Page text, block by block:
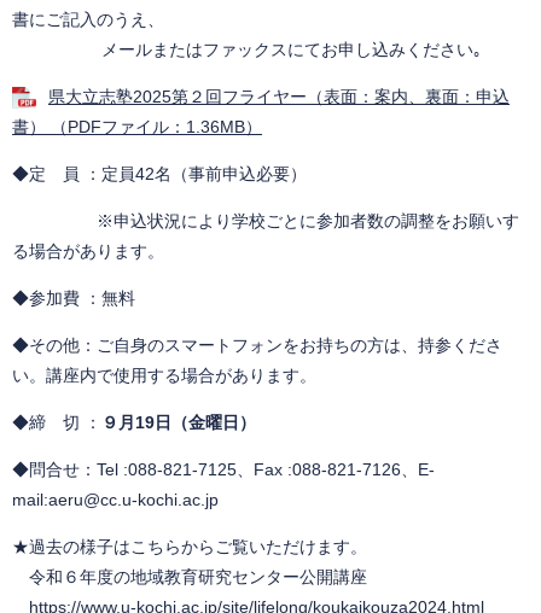
書にご記入のうえ、
メールまたはファックスにてお申し込みください｡​​​
県大立志塾2025第２回フライヤー（表面：案内、裏面：申込
書） （PDFファイル：1.36MB）
◆定 員 ：定員42名（事前申込必要）
※申込状況により学校ごとに参加者数の調整をお願いす
る場合があります。
◆参加費 ：無料
◆その他：ご自身のスマートフォンをお持ちの方は、持参くださ
い。講座内で使用する場合があります。
◆締 切 ： ９月19日（金曜日）
◆問合せ：Tel :088-821-7125、Fax :088-821-7126、E-
mail:aeru@cc.u-kochi.ac.jp
★過去の様子はこちらからご覧いただけます。
令和６年度の地域教育研究センター公開講座
https://www.u-kochi.ac.jp/site/lifelong/koukaikouza2024.html